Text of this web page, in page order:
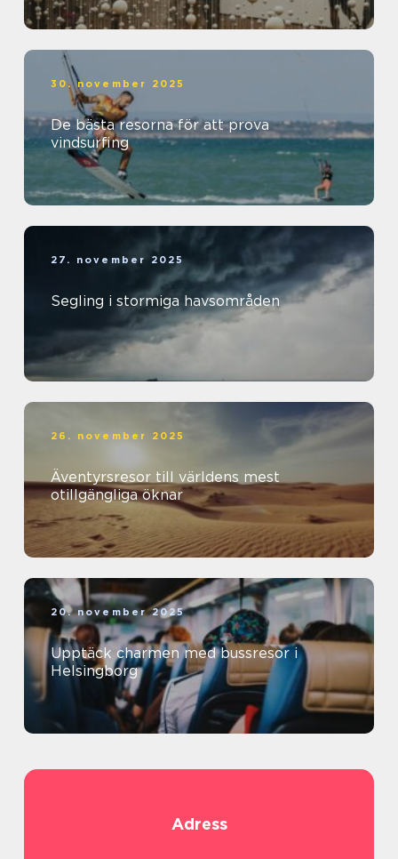
30. november 2025
De bästa resorna för att prova
vindsurfing
27. november 2025
Segling i stormiga havsområden
26. november 2025
Äventyrsresor till världens mest
otillgängliga öknar
20. november 2025
Upptäck charmen med bussresor i
Helsingborg
Adress